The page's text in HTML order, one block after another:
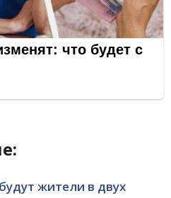
жители в двух